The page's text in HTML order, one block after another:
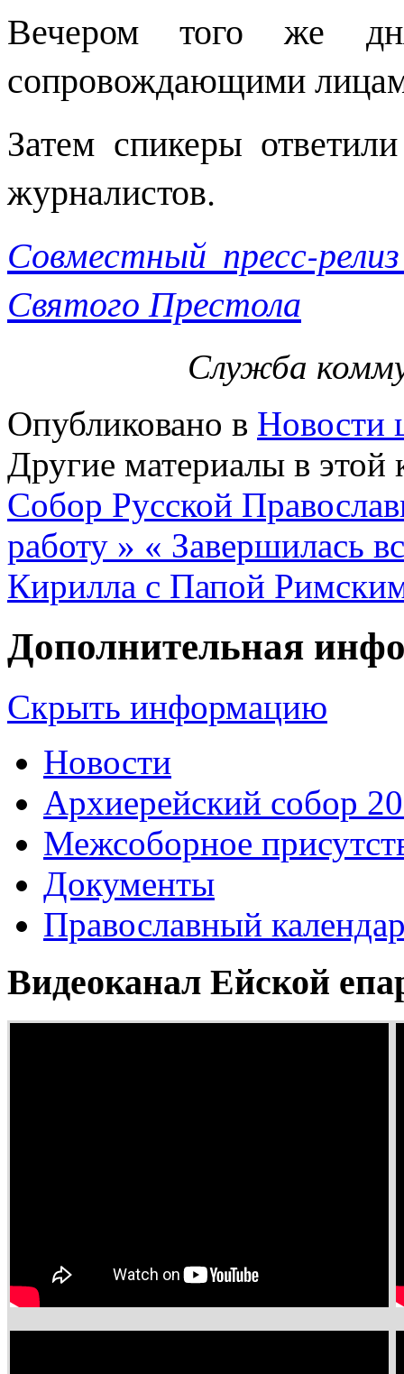
Вечером того же
сопровождающими
Затем спикеры
журналистов.
Совместный пресс-
Святого Престола
Служба
Опубликовано в Новости
Другие материалы в этой
Собор Русской
работу » « Завершилась
Кирилла с Папой
Дополнительная
Скрыть информацию
Новости
Архиерейский собор
Межсоборное
Документы
Православный
Видеоканал Ейской